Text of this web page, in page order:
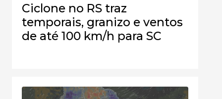
Ciclone no RS traz
temporais, granizo e ventos
de até 100 km/h para SC